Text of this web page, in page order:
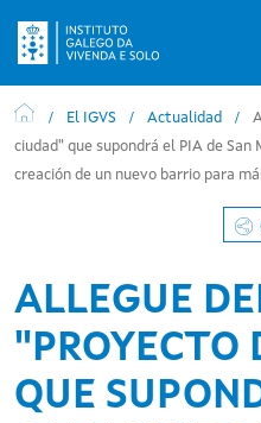
El IGVS Actualidad
ciudad" que supondrá el PIA de
creación de un nuevo barrio para
ALLEGUE
"PROYECTO
QUE